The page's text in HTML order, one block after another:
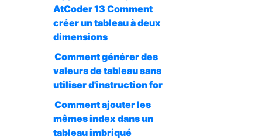
AtCoder 13 Comment
créer un tableau à deux
dimensions
Comment générer des
valeurs de tableau sans
utiliser d'instruction for
Comment ajouter les
mêmes index dans un
tableau imbriqué